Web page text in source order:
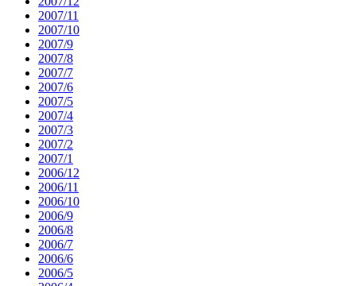
2007/11
2007/10
2007/9
2007/8
2007/7
2007/6
2007/5
2007/4
2007/3
2007/2
2007/1
2006/12
2006/11
2006/10
2006/9
2006/8
2006/7
2006/6
2006/5